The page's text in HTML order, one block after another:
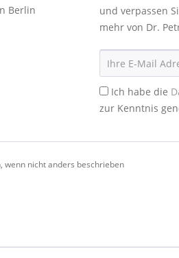
Berlin
und verpassen
mehr von Dr.
Ich habe die
zur Kenntnis
nicht anders beschrieben